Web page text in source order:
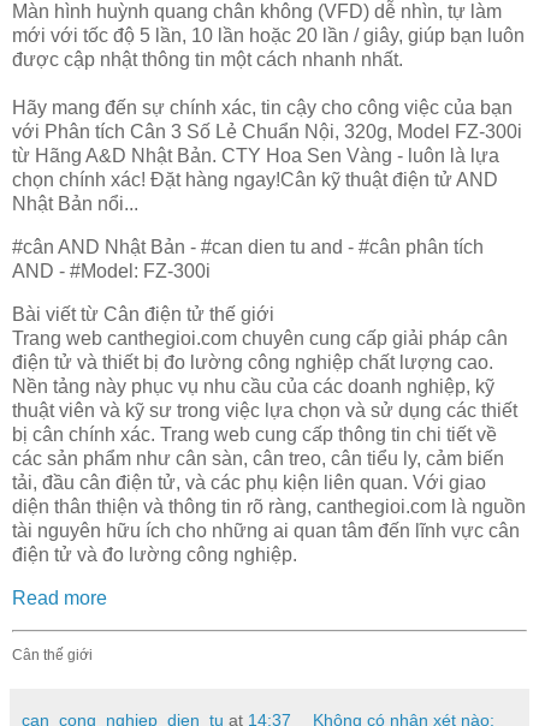
Màn hình huỳnh quang chân không (VFD) dễ nhìn, tự làm
mới với tốc độ 5 lần, 10 lần hoặc 20 lần / giây, giúp bạn luôn
được cập nhật thông tin một cách nhanh nhất.
Hãy mang đến sự chính xác, tin cậy cho công việc của bạn
với Phân tích Cân 3 Số Lẻ Chuẩn Nội, 320g, Model FZ-300i
từ Hãng A&D Nhật Bản. CTY Hoa Sen Vàng - luôn là lựa
chọn chính xác! Đặt hàng ngay!Cân kỹ thuật điện tử AND
Nhật Bản nổi...
#cân AND Nhật Bản - #can dien tu and - #cân phân tích
AND - #Model: FZ-300i
Bài viết từ Cân điện tử thế giới
Trang web canthegioi.com chuyên cung cấp giải pháp cân
điện tử và thiết bị đo lường công nghiệp chất lượng cao.
Nền tảng này phục vụ nhu cầu của các doanh nghiệp, kỹ
thuật viên và kỹ sư trong việc lựa chọn và sử dụng các thiết
bị cân chính xác. Trang web cung cấp thông tin chi tiết về
các sản phẩm như cân sàn, cân treo, cân tiểu ly, cảm biến
tải, đầu cân điện tử, và các phụ kiện liên quan. Với giao
diện thân thiện và thông tin rõ ràng, canthegioi.com là nguồn
tài nguyên hữu ích cho những ai quan tâm đến lĩnh vực cân
điện tử và đo lường công nghiệp.
Read more
Cân thế giới
can_cong_nghiep_dien_tu at 14:37 Không có nhận xét nào: